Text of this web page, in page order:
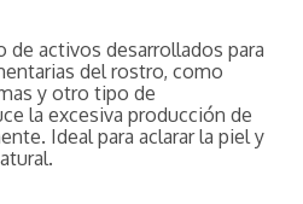
activos desarrollados para
del rostro, como
y otro tipo de
la excesiva producción de
Ideal para aclarar la piel y